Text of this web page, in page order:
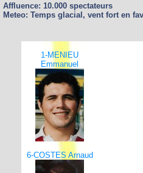
Affluence: 10.000 spectateurs
Meteo: Temps glacial, vent fort en
1-MENIEU
Emmanuel
6-COSTES Arnaud